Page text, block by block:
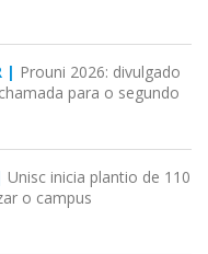
| Prouni 2026: divulgado
para o segundo
Unisc inicia plantio de 110
o campus